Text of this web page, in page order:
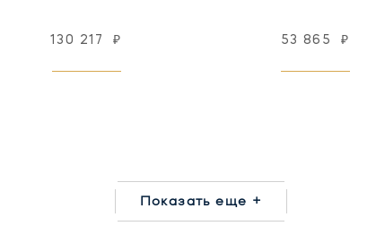
130 217 ₽ 53 865 ₽
Показать еще +